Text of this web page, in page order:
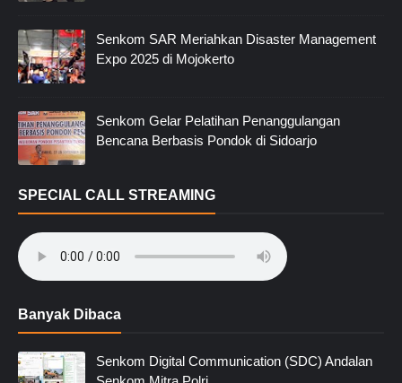
Senkom SAR Meriahkan Disaster Management
Expo 2025 di Mojokerto
Senkom Gelar Pelatihan Penanggulangan
Bencana Berbasis Pondok di Sidoarjo
SPECIAL CALL STREAMING
Banyak Dibaca
Senkom Digital Communication (SDC) Andalan